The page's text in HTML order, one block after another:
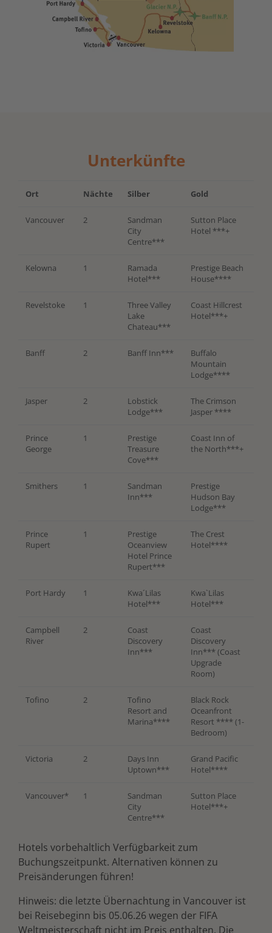
Unterkünfte
Ort Nächte Silber Gold
Vancouver 2
Sandman
City
Centre***
Sutton Place
Hotel ***+
Kelowna 1
Ramada
Hotel***
Prestige Beach
House****
Revelstoke 1
Three Valley
Lake
Chateau***
Coast Hillcrest
Hotel***+
Banff 2 Banff Inn***
Buffalo
Mountain
Lodge****
Jasper 2
Lobstick
Lodge***
The Crimson
Jasper ****
Prince
George
1
Prestige
Treasure
Cove***
Coast Inn of
the North***+
Smithers 1
Sandman
Inn***
Prestige
Hudson Bay
Lodge***
Prince
Rupert
1
Prestige
Oceanview
Hotel Prince
Rupert***
The Crest
Hotel****
Port Hardy 1
Kwa´Lilas
Hotel***
Kwa`Lilas
Hotel***
Campbell
River
2
Coast
Discovery
Inn***
Coast
Discovery
Inn*** (Coast
Upgrade
Room)
Tofino 2
Tofino
Resort and
Marina****
Black Rock
Oceanfront
Resort **** (1-
Bedroom)
Victoria 2
Days Inn
Uptown***
Grand Pacific
Hotel****
Vancouver* 1
Sandman
City
Centre***
Sutton Place
Hotel***+
Hotels vorbehaltlich Verfügbarkeit zum
Buchungszeitpunkt. Alternativen können zu
Preisänderungen führen!
Hinweis: die letzte Übernachtung in Vancouver ist
bei Reisebeginn bis 05.06.26 wegen der FIFA
Weltmeisterschaft nicht im Preis enthalten. Die